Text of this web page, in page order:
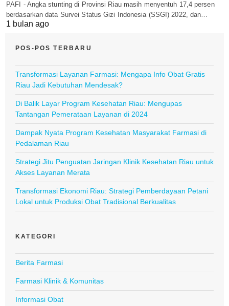
PAFI - Angka stunting di Provinsi Riau masih menyentuh 17,4 persen
berdasarkan data Survei Status Gizi Indonesia (SSGI) 2022, dan…
1 bulan ago
POS-POS TERBARU
Transformasi Layanan Farmasi: Mengapa Info Obat Gratis
Riau Jadi Kebutuhan Mendesak?
Di Balik Layar Program Kesehatan Riau: Mengupas
Tantangan Pemerataan Layanan di 2024
Dampak Nyata Program Kesehatan Masyarakat Farmasi di
Pedalaman Riau
Strategi Jitu Penguatan Jaringan Klinik Kesehatan Riau untuk
Akses Layanan Merata
Transformasi Ekonomi Riau: Strategi Pemberdayaan Petani
Lokal untuk Produksi Obat Tradisional Berkualitas
KATEGORI
Berita Farmasi
Farmasi Klinik & Komunitas
Informasi Obat